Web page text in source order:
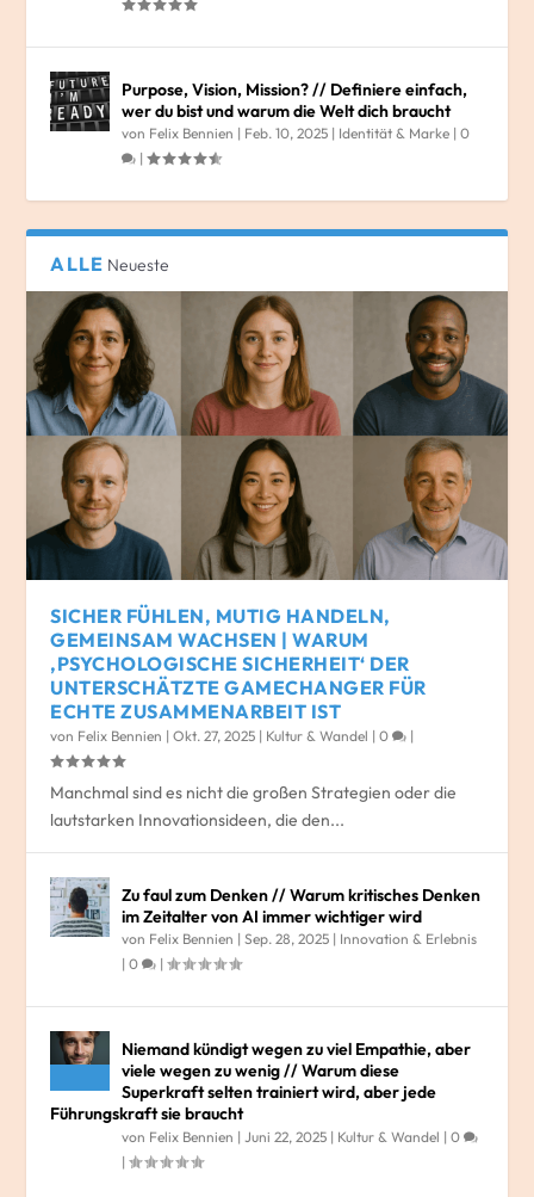
Purpose, Vision, Mission? // Definiere einfach,
wer du bist und warum die Welt dich braucht
von Felix Bennien | Feb. 10, 2025 | Identität & Marke |0
|
ALLE Neueste
SICHER FÜHLEN, MUTIG HANDELN,
GEMEINSAM WACHSEN | WARUM
‚PSYCHOLOGISCHE SICHERHEIT‘ DER
UNTERSCHÄTZTE GAMECHANGER FÜR
ECHTE ZUSAMMENARBEIT IST
von Felix Bennien |Okt. 27, 2025 | Kultur & Wandel |0 |
Manchmal sind es nicht die großen Strategien oder die
lautstarken Innovationsideen, die den...
Zu faul zum Denken // Warum kritisches Denken
im Zeitalter von AI immer wichtiger wird
von Felix Bennien |Sep. 28, 2025 | Innovation & Erlebnis
|0 |
Niemand kündigt wegen zu viel Empathie, aber
viele wegen zu wenig // Warum diese
Superkraft selten trainiert wird, aber jede
Führungskraft sie braucht
von Felix Bennien | Juni 22, 2025 | Kultur & Wandel |0
|